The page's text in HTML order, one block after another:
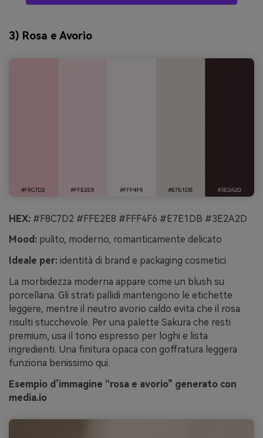
3) Rosa e Avorio
HEX: #F8C7D2 #FFE2E8 #FFF4F6 #E7E1DB #3E2A2D
Mood: pulito, moderno, romanticamente delicato
Ideale per: identità di brand e packaging cosmetici
La morbidezza moderna appare come un blush su
porcellana. Gli strati pallidi mantengono le etichette
leggere, mentre il neutro avorio caldo evita che il rosa
risulti stucchevole. Per una palette Sakura che resti
premium, usa il tono espresso per loghi e lista
ingredienti. Una finitura opaca con goffratura leggera
funziona benissimo qui.
Esempio d’immagine “rosa e avorio” generato con
media.io